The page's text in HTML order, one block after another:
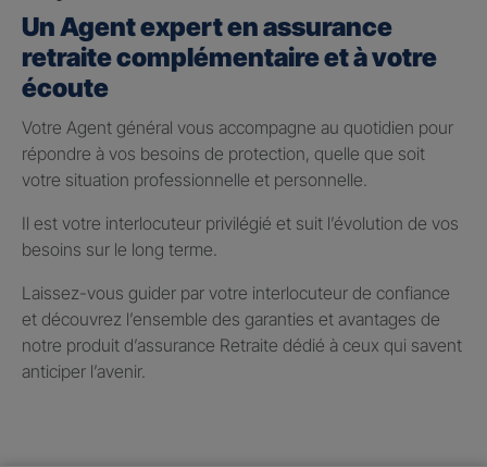
Un Agent expert en assurance
retraite complémentaire et à votre
écoute
Votre Agent général vous accompagne au quotidien pour
répondre à vos besoins de protection, quelle que soit
votre situation professionnelle et personnelle.
Il est votre interlocuteur privilégié et suit l’évolution de vos
besoins sur le long terme.
Laissez-vous guider par votre interlocuteur de confiance
et découvrez l’ensemble des garanties et avantages de
notre produit d’assurance Retraite dédié à ceux qui savent
anticiper l’avenir.